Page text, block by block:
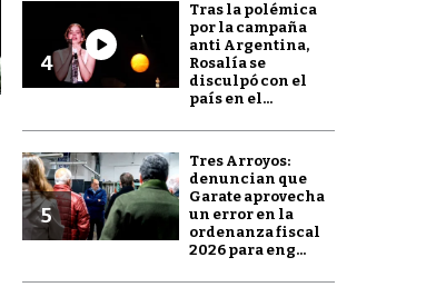
4
Tras la polémica
por la campaña
anti Argentina,
Rosalía se
disculpó con el
país en el...
5
Tres Arroyos:
denuncian que
Garate aprovecha
un error en la
ordenanza fiscal
2026 para eng...